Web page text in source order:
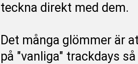
teckna direkt med dem.
Det många glömmer är
på "vanliga" trackdays